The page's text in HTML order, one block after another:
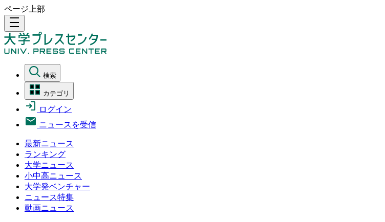
ページ上部
density_medium
検索
カテゴリ
ログイン
ニュースを受信
最新ニュース
ランキング
大学ニュース
小中高ニュース
大学発ベンチャー
ニュース特集
動画ニュース